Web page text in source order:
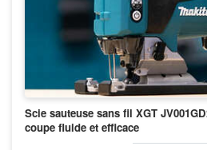
Scie sauteuse sans fil XGT
coupe fluide et efficace